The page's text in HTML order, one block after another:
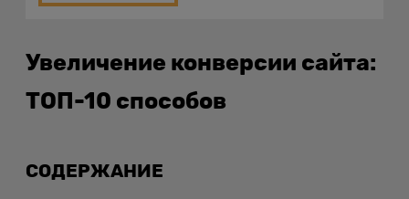
Увеличение конверсии сайта:
ТОП-10 способов
СОДЕРЖАНИЕ